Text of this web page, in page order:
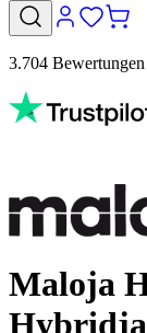
3.704
Maloja